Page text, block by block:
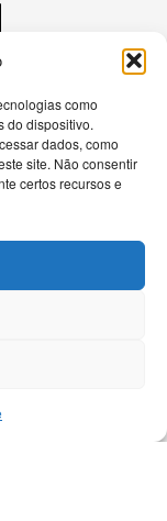
como
do dispositivo.
dados, como
site. Não consentir
certos recursos e
a
encontrará
eletrônicos.
passo a